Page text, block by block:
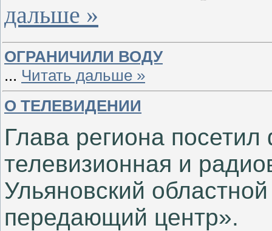
дальше »
ОГРАНИЧИЛИ ВОДУ
... Читать дальше »
О ТЕЛЕВИДЕНИИ
Глава региона
телевизионная и
Ульяновский
передающий центр».